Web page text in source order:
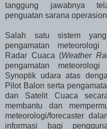
tanggung jawabnya
penguatan sarana
Salah satu sistem
pengamatan
Radar Cuaca (Weather
pengamatan
Synoptik udara atas
Pilot Balon serta
dan Satelit Cuaca
membantu dan
meteorologi/forecaster
informasi bagi